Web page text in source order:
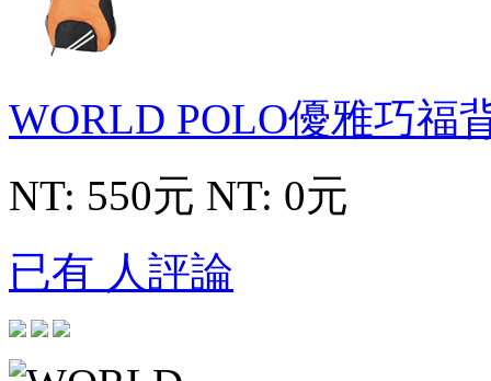
WORLD POLO優雅巧福
NT: 550元 NT: 0元
已有 人評論